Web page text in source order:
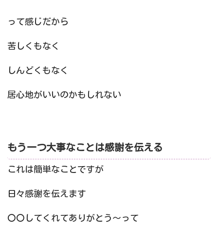
って感じだから
苦しくもなく
しんどくもなく
居心地がいいのかもしれない
もう一つ大事なことは感謝を伝える
これは簡単なことですが
日々感謝を伝えます
〇〇してくれてありがとう〜って